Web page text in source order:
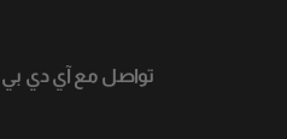
تواصل مع آي دي بي